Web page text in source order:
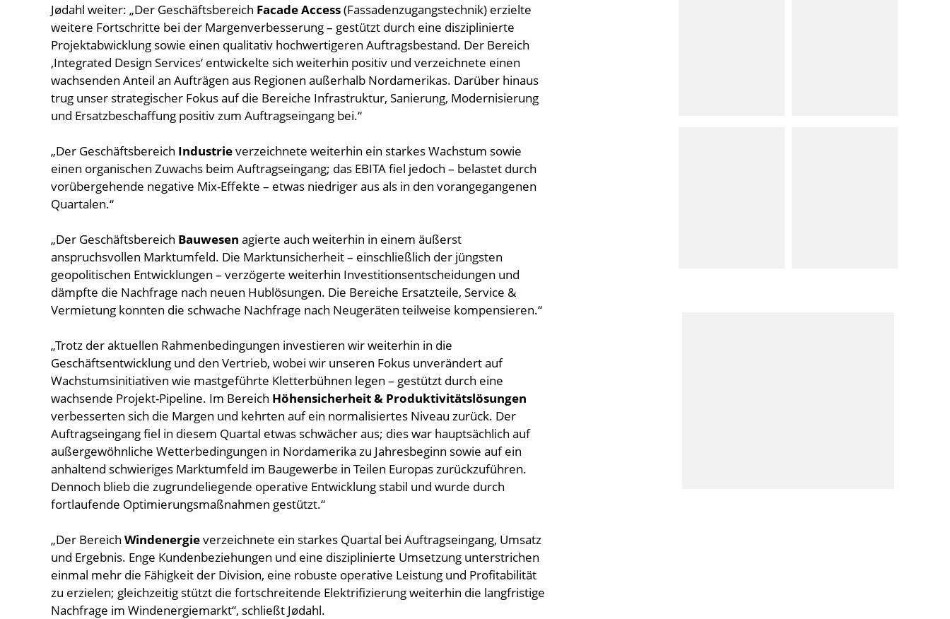
Jødahl weiter: „Der Geschäftsbereich Facade Access(Fassadenzugangstechnik) erzielte
weitere Fortschritte bei der Margenverbesserung – gestützt durch eine disziplinierte
Projektabwicklung sowie einen qualitativ hochwertigeren Auftragsbestand. Der Bereich
‚Integrated Design Services‘ entwickelte sich weiterhin positiv und verzeichnete einen
wachsenden Anteil an Aufträgen aus Regionen außerhalb Nordamerikas. Darüber hinaus
trug unser strategischer Fokus auf die Bereiche Infrastruktur, Sanierung, Modernisierung
und Ersatzbeschaffung positiv zum Auftragseingang bei.“
„Der Geschäftsbereich Industrieverzeichnete weiterhin ein starkes Wachstum sowie
einen organischen Zuwachs beim Auftragseingang; das EBITA fiel jedoch – belastet durch
vorübergehende negative Mix-Effekte – etwas niedriger aus als in den vorangegangenen
Quartalen.“
„Der Geschäftsbereich Bauwesen agierte auch weiterhin in einem äußerst
anspruchsvollen Marktumfeld. Die Marktunsicherheit – einschließlich der jüngsten
geopolitischen Entwicklungen – verzögerte weiterhin Investitionsentscheidungen und
dämpfte die Nachfrage nach neuen Hublösungen. Die Bereiche Ersatzteile, Service &
Vermietung konnten die schwache Nachfrage nach Neugeräten teilweise kompensieren.“
„Trotz der aktuellen Rahmenbedingungen investieren wir weiterhin in die
Geschäftsentwicklung und den Vertrieb, wobei wir unseren Fokus unverändert auf
Wachstumsinitiativen wie mastgeführte Kletterbühnen legen – gestützt durch eine
wachsende Projekt-Pipeline. Im Bereich Höhensicherheit & Produktivitätslösungen
verbesserten sich die Margen und kehrten auf ein normalisiertes Niveau zurück. Der
Auftragseingang fiel in diesem Quartal etwas schwächer aus; dies war hauptsächlich auf
außergewöhnliche Wetterbedingungen in Nordamerika zu Jahresbeginn sowie auf ein
anhaltend schwieriges Marktumfeld im Baugewerbe in Teilen Europas zurückzuführen.
Dennoch blieb die zugrundeliegende operative Entwicklung stabil und wurde durch
fortlaufende Optimierungsmaßnahmen gestützt.“
„Der Bereich Windenergieverzeichnete ein starkes Quartal bei Auftragseingang, Umsatz
und Ergebnis. Enge Kundenbeziehungen und eine disziplinierte Umsetzung unterstrichen
einmal mehr die Fähigkeit der Division, eine robuste operative Leistung und Profitabilität
zu erzielen; gleichzeitig stützt die fortschreitende Elektrifizierung weiterhin die langfristige
Nachfrage im Windenergiemarkt“, schließt Jødahl.